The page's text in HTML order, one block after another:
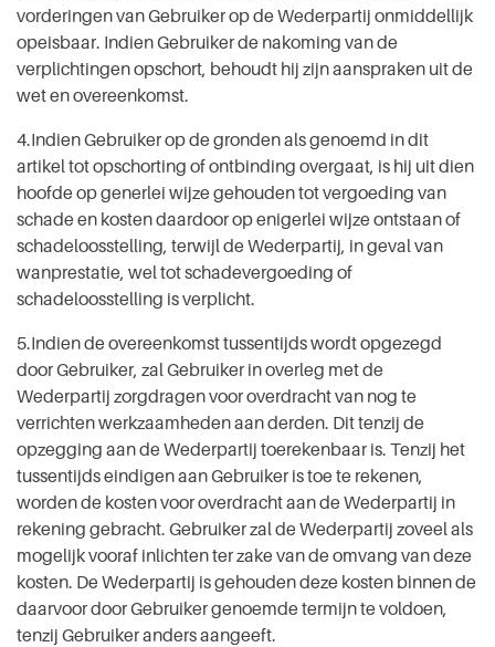
vorderingen van Gebruiker op de Wederpartij onmiddellijk
opeisbaar. Indien Gebruiker de nakoming van de
verplichtingen opschort, behoudt hij zijn aanspraken uit de
wet en overeenkomst.
4.Indien Gebruiker op de gronden als genoemd in dit
artikel tot opschorting of ontbinding overgaat, is hij uit dien
hoofde op generlei wijze gehouden tot vergoeding van
schade en kosten daardoor op enigerlei wijze ontstaan of
schadeloosstelling, terwijl de Wederpartij, in geval van
wanprestatie, wel tot schadevergoeding of
schadeloosstelling is verplicht.
5.Indien de overeenkomst tussentijds wordt opgezegd
door Gebruiker, zal Gebruiker in overleg met de
Wederpartij zorgdragen voor overdracht van nog te
verrichten werkzaamheden aan derden. Dit tenzij de
opzegging aan de Wederpartij toerekenbaar is. Tenzij het
tussentijds eindigen aan Gebruiker is toe te rekenen,
worden de kosten voor overdracht aan de Wederpartij in
rekening gebracht. Gebruiker zal de Wederpartij zoveel als
mogelijk vooraf inlichten ter zake van de omvang van deze
kosten. De Wederpartij is gehouden deze kosten binnen de
daarvoor door Gebruiker genoemde termijn te voldoen,
tenzij Gebruiker anders aangeeft.